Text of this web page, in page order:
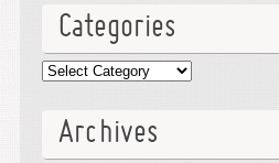
Categories
Categories
Archives